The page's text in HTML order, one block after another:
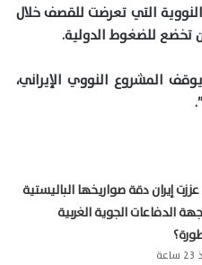
التي تعرضت للقصف خلال
تخضع للضغوط الدولية.
المشروع النووي الإيراني،
إيران دقة صواريخها الباليستية
الدفاعات الجوية الغربية